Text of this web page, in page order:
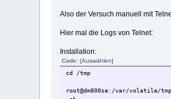
Also der Versuch manuell mit
Hier mal die Logs von Telnet:
Installation:
Code:[Auswählen]
cd /tmp
root@dm800se:/var/volatile/